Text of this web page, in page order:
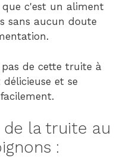
que c'est un aliment
sans aucun doute
de cette truite à
et se
la truite au
: